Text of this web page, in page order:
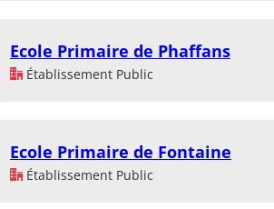
Ecole Primaire de Phaffans
Établissement Public
Ecole Primaire de Fontaine
Établissement Public